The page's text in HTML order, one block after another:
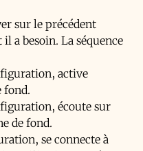
sur le précédent
a besoin. La séquence
active
fond.
écoute sur
de fond.
se connecte à